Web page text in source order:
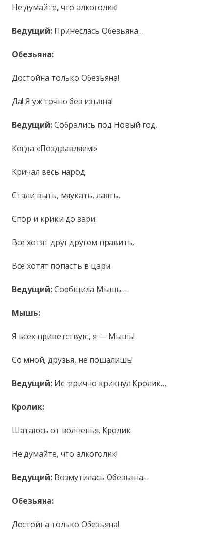
Не думайте, что алкоголик!
Ведущий: Принеслась Обезьяна…
Обезьяна:
Достойна только Обезьяна!
Да! Я уж точно без изъяна!
Ведущий:Собрались под Новый год,
Когда «Поздравляем!»
Кричал весь народ.
Стали выть, мяукать, лаять,
Спор и крики до зари:
Все хотят друг другом править,
Все хотят попасть в цари.
Ведущий:Сообщила Мышь…
Мышь:
Я всех приветствую, я — Мышь!
Со мной, друзья, не пошалишь!
Ведущий: Истерично крикнул Кролик…
Кролик:
Шатаюсь от волненья. Кролик.
Не думайте, что алкоголик!
Ведущий: Возмутилась Обезьяна…
Обезьяна:
Достойна только Обезьяна!